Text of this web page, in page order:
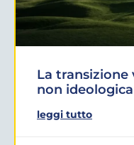
La transizione
non ideologica
leggi tutto